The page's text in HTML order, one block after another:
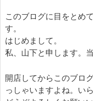
このブログに目をとめ
す。
はじめまして。
私、山下と申します。
開店してからこのブロ
っしゃいますよね。い